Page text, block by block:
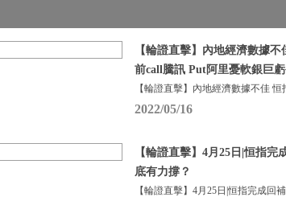
【輪證直擊】內地經濟數據
前call騰訊 Put阿里憂軟銀巨
【輪證直擊】內地經濟數據不佳
2022/05/16
【輪證直擊】4月25日|恒指
底有力撐？
【輪證直擊】4月25日|恒指完成回